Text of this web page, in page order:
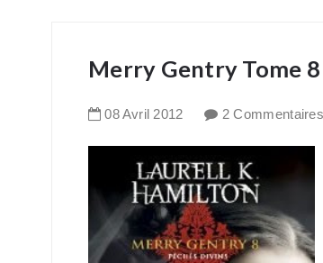
Merry Gentry Tome
08Avril 2012 2 Commentaires